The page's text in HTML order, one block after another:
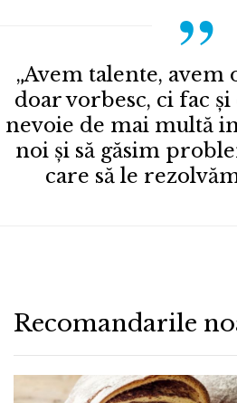
„Avem talente, avem
doar vorbesc, ci fac
nevoie de mai multă
noi și să găsim
care să le
Recomandarile